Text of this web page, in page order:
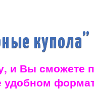
купола”
и Вы сможете
удобном